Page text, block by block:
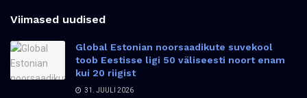
Viimased uudised
Global Estonian noorsaadikute suvekool
toob Eestisse ligi 50 väliseesti noort enam
kui 20 riigist
31. JUULI 2026